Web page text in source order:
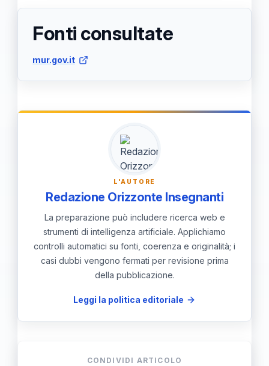
ottenuto durante la prova scritta.
unica; ogni università gestirà
autonomamente le proprie
graduatorie in base ai punteggi
ottenuti. Mentre la data del test è
singole istituzioni.
Fonti consultate
mur.gov.it
L'AUTORE
Redazione Orizzonte Insegnanti
La preparazione può includere ricerca web e
strumenti di intelligenza artificiale. Applichiamo
controlli automatici su fonti, coerenza e originalità; i
casi dubbi vengono fermati per revisione prima
della pubblicazione.
Leggi la politica editoriale
CONDIVIDI ARTICOLO